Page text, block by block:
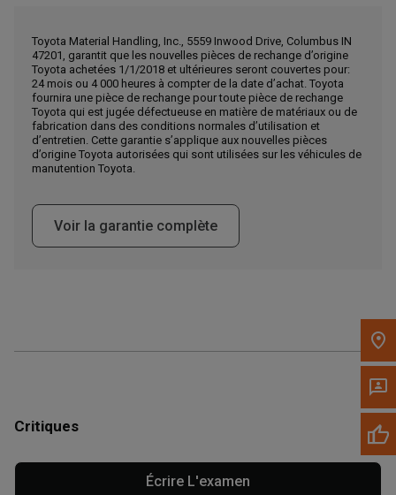
Obtenir une direction
Appelez maintenant
Envoyez un message au concessionnaire
Écrivez-nous
Veuillez mettre à jour le code postal 'Livrer à' dans le volet de
navigation supérieur pour rechercher un autre concessionnaire.
Toyota Material Handling, Inc., 5559 Inwood Drive, Columbus IN
47201, garantit que les nouvelles pièces de rechange d’origine
Toyota achetées 1/1/2018 et ultérieures seront couvertes pour:
24 mois ou 4 000 heures à compter de la date d’achat. Toyota
fournira une pièce de rechange pour toute pièce de rechange
Toyota qui est jugée défectueuse en matière de matériaux ou de
fabrication dans des conditions normales d’utilisation et
d’entretien. Cette garantie s’applique aux nouvelles pièces
d’origine Toyota autorisées qui sont utilisées sur les véhicules de
manutention Toyota.
Voir la garantie complète
Critiques
Écrire L'examen